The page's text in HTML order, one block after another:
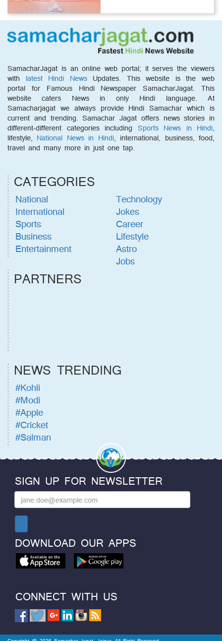
SamacharJagat is an online web portal; it serves the viewers
with latest Hindi NewsUpdates. This website is the web
portal for Famous Hindi Newspaper SamacharJagat. This
website caters News in only Hindi language. At
Samacharjagat we always provide Hindi Samachar which is
current and trending. Samachar Jagat offers news stories in
different-different categories including Sports News in Hindi,
lifestyle, National News in Hindi, international, business, food,
travel and many more in just one tap.
CATEGORIES
National
International
Sports
Business
Entertainment
Technology
Jokes
Career
Lifestyle
Astro
Jobs
PARTNERS
NEWS TRENDING
#Kohli
#Modi
#Apple
#Cricket
#Salman
SIGN UP FOR NEWSLETTER
DOWNLOAD OUR APPS
CONNECT WITH US